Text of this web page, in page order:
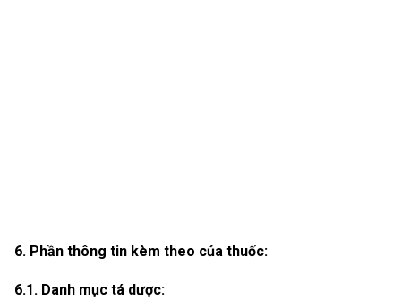
6. Phần thông tin kèm theo của thuốc:
6.1. Danh mục tá dược: